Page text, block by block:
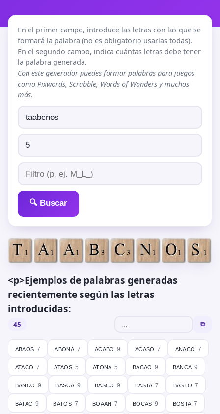
En el primer campo, introduce las letras con las que se
formará la palabra (no es obligatorio usarlas todas).
En el segundo campo, indica cuántas letras debe tener
la palabra generada.
Con este generador puedes formar palabras para juegos
como Pixwords, Scrabble, Words of Wonders y muchos
más.
🔍 Buscar
<p>Ejemplos de palabras generadas
recientemente según las letras
introducidas:
45 ⧉
abaos 7 abona 7 acabo 9 acaso 7 anaco 7
ataco 7 ataos 5 atona 5 bacao 9 banca 9
banco 9 basca 9 basco 9 basta 7 basto 7
batac 9 batos 7 boaan 7 bocas 9 bosta 7